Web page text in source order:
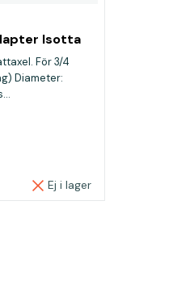
Isotta
För 3/4
Diameter:
Ej i lager